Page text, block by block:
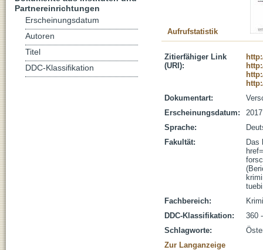
Aufrufstatistik
Zitierfähiger Link
(URI):
Dokumentart:
Erscheinungsdatum:
2017
Sprache:
Fakultät:
Das
Fachbereich:
DDC-Klassifikation:
360
Schlagworte:
Zur Langanzeige
Partnereinrichtungen
Erscheinungsdatum
Autoren
Titel
DDC-Klassifikation